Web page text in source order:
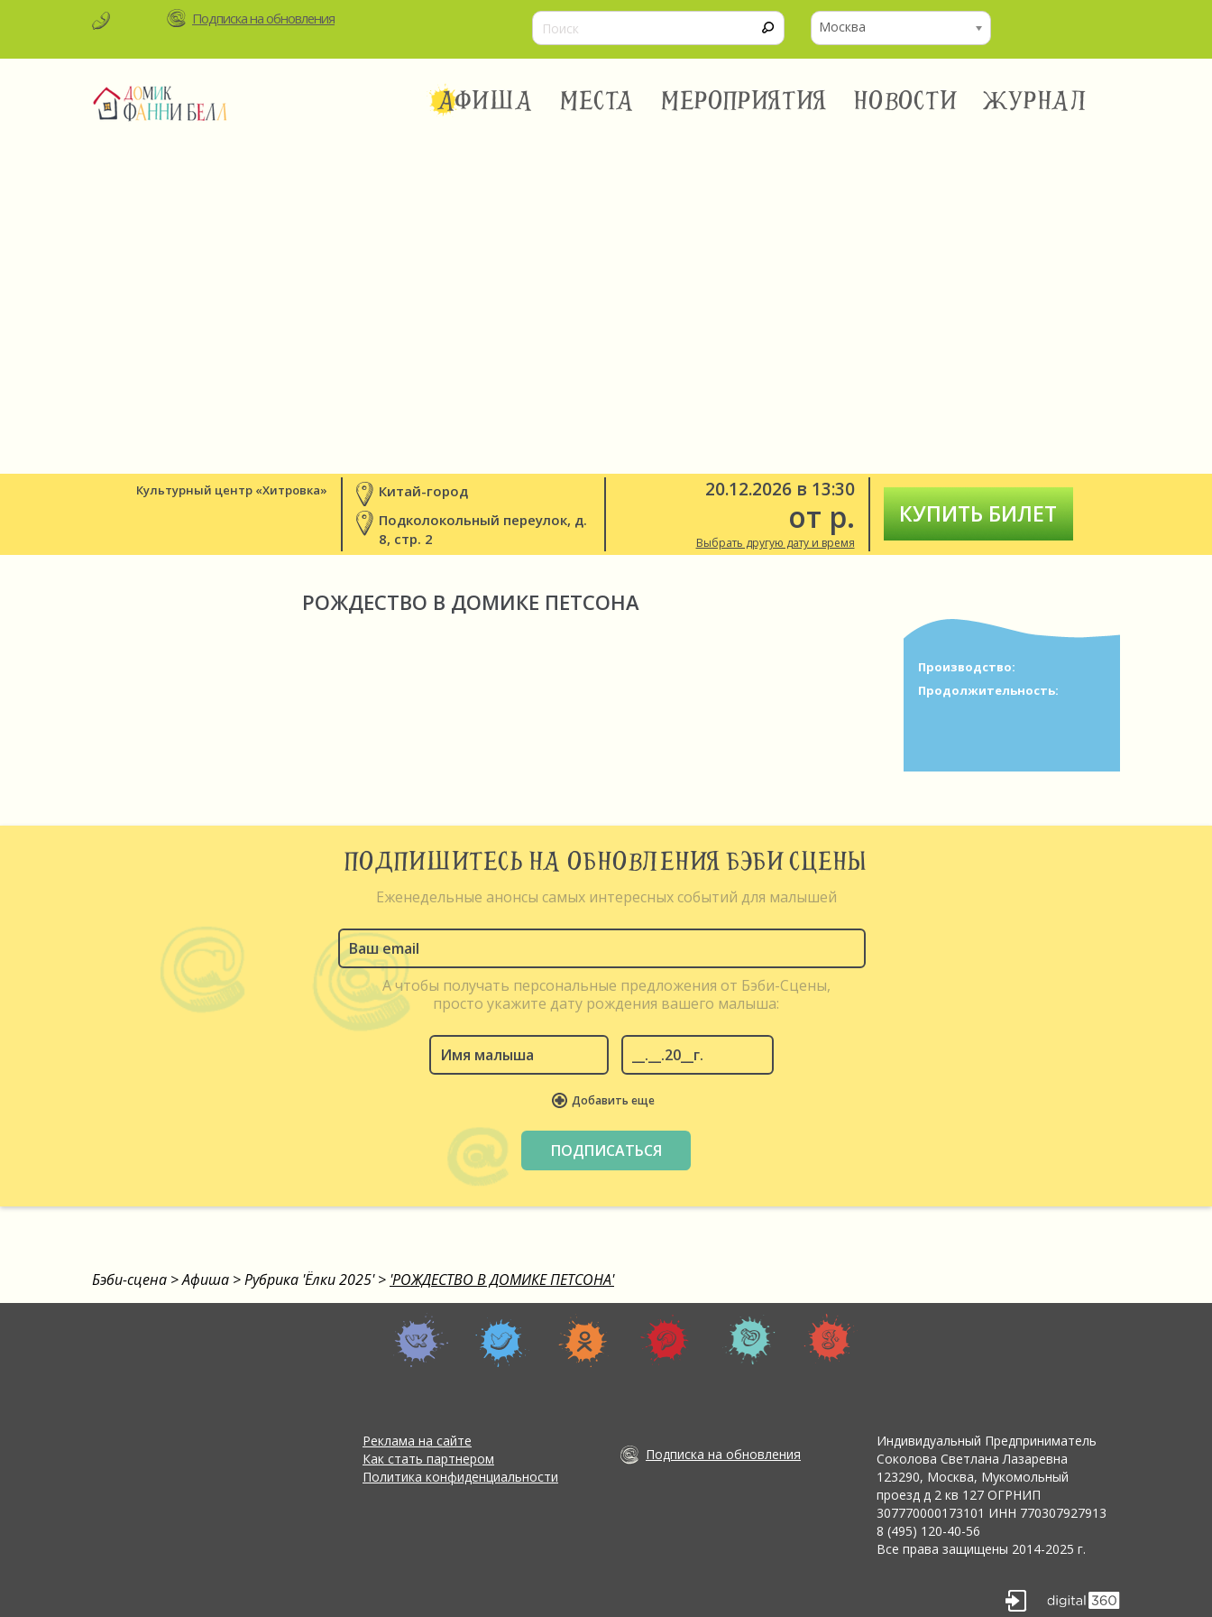
Подписка на обновления Москва
АФИША МЕСТА МЕРОПРИЯТИЯ НОВОСТИ ЖУРНАЛ
Культурный центр «Хитровка»
Китай-город
Подколокольный переулок, д.
8, стр. 2
20.12.2026 в 13:30
от р.
Выбрать другую дату и время
КУПИТЬ БИЛЕТ
РОЖДЕСТВО В ДОМИКЕ ПЕТСОНА
Производство:
Продолжительность:
ПОДПИШИТЕСЬ НА ОБНОВЛЕНИЯ БЭБИ СЦЕНЫ
Еженедельные анонсы самых интересных событий для малышей
А чтобы получать персональные предложения от Бэби-Сцены,
просто укажите дату рождения вашего малыша:
Добавить еще
Бэби-сцена >Афиша >Рубрика 'Ёлки 2025' > 'РОЖДЕСТВО В ДОМИКЕ ПЕТСОНА'
Реклама на сайте
Как стать партнером
Политика конфиденциальности
Подписка на обновления
Индивидуальный Предприниматель
Соколова Светлана Лазаревна
123290, Москва, Мукомольный
проезд д 2 кв 127 ОГРНИП
307770000173101 ИНН 770307927913
8 (495) 120-40-56
Все права защищены 2014-2025 г.